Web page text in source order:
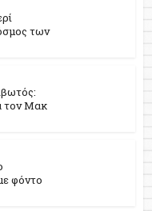
των
τον Μακ
φόντο